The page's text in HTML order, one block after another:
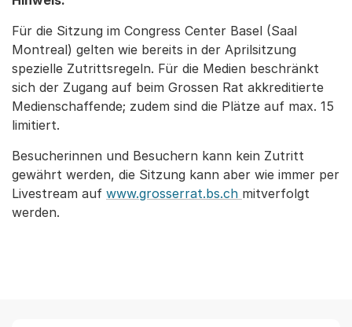
Für die Sitzung im Congress Center Basel (Saal
Montreal) gelten wie bereits in der Aprilsitzung
spezielle Zutrittsregeln. Für die Medien beschränkt
sich der Zugang auf beim Grossen Rat akkreditierte
Medienschaffende; zudem sind die Plätze auf max. 15
limitiert.
Besucherinnen und Besuchern kann kein Zutritt
gewährt werden, die Sitzung kann aber wie immer per
Livestream auf www.grosserrat.bs.ch mitverfolgt
werden.